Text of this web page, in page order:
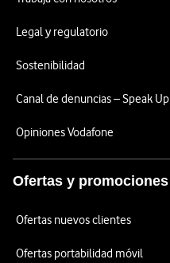
Legal y regulatorio
Sostenibilidad
Canal de denuncias – Speak Up
Opiniones Vodafone
Ofertas y promociones
Ofertas nuevos clientes
Ofertas portabilidad móvil